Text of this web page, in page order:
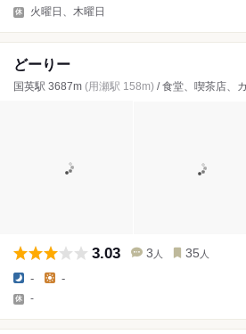
火曜日、木曜日
どーりー
国英駅 3687m (用瀬駅 158m) / 食堂、喫茶店、
3.03 3 人 35 人
- -
-